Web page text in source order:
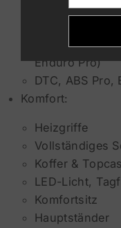
Tempomat
Fahrmodi Pro
Enduro Pro)
DTC, ABS Pro,
Komfort:
Heizgriffe
Vollständiges
Koffer &
LED-Licht,
Komfortsitz
Hauptständer